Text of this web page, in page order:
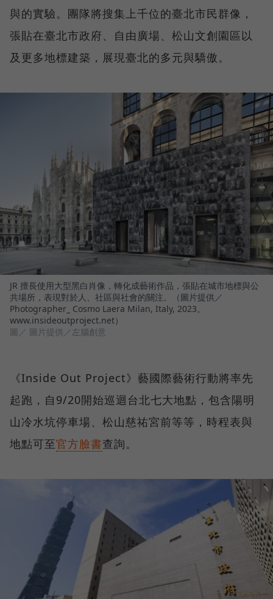
與的實驗。團隊將搜集上千位的臺北市民群像，
張貼在臺北市政府、自由廣場、松山文創園區以
及更多地標建築，展現臺北的多元與驕傲。
JR 擅長使用大型黑白肖像，轉化成藝術作品，張貼在城市地標與公
共場所，表現對於人、社區與社會的關注。（圖片提供／
Photographer_ Cosmo Laera Milan, Italy, 2023。
www.insideoutproject.net）
圖／ 圖片提供／左腦創意
《Inside Out Project》藝國際藝術行動將率先
起跑，自9/20開始巡迴台北七大地點，包含陽明
山冷水坑停車場、松山慈祐宮前等等，時程表與
地點可至官方臉書查詢。